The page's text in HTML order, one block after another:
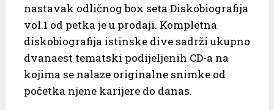
nastavak odličnog box seta Diskobiografija
vol.1 od petka je u prodaji. Kompletna
diskobiografija istinske dive sadrži ukupno
dvanaest tematski podijeljenih CD-a na
kojima se nalaze originalne snimke od
početka njene karijere do danas.